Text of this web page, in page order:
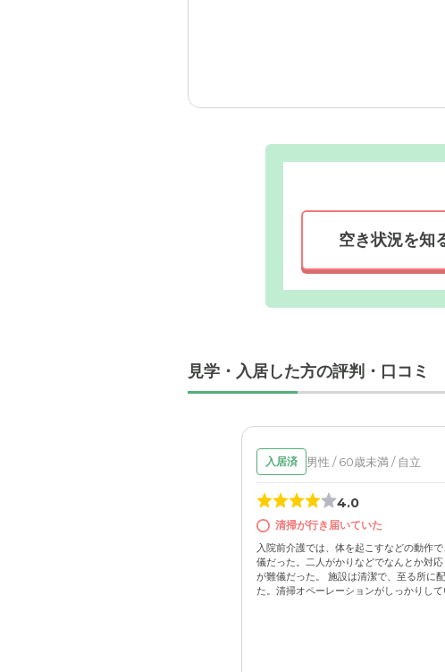
空き状況を知
見学・入居した方の評判・口コミ
入居済 男性 / 60歳未満 / 自立
4.0
清掃が行き届いていた
入院前介護では、体を起こすなどの動作
儀だった。二人がかりなどでなんとか対
が難儀だった。 施設は清潔で、至る所に
た。清掃オペーレーションがしっかりして